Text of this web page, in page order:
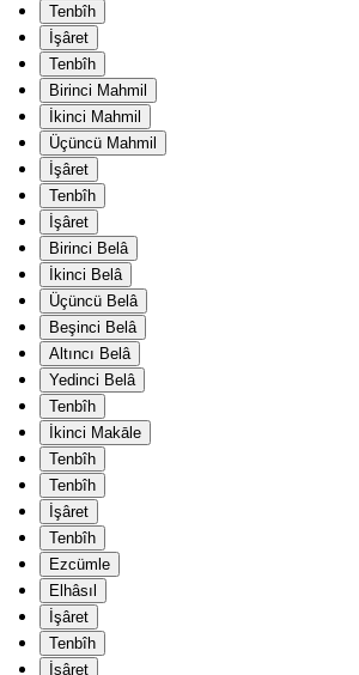
Tenbîh
İşâret
Tenbîh
Birinci Mahmil
İkinci Mahmil
Üçüncü Mahmil
İşâret
Tenbîh
İşâret
Birinci Belâ
İkinci Belâ
Üçüncü Belâ
Beşinci Belâ
Altıncı Belâ
Yedinci Belâ
Tenbîh
İkinci Makāle
Tenbîh
Tenbîh
İşâret
Tenbîh
Ezcümle
Elhâsıl
İşâret
Tenbîh
İşâret